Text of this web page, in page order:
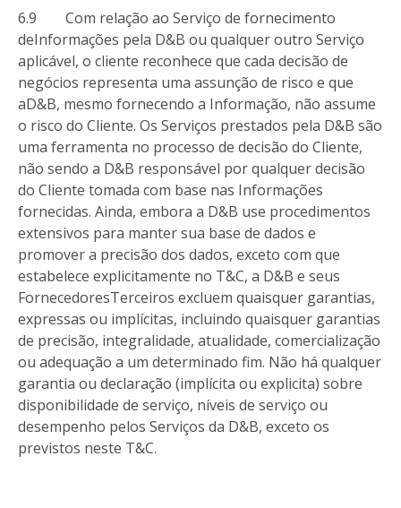
6.9 Com relação ao Serviço de fornecimento
deInformações pela D&B ou qualquer outro Serviço
aplicável, o cliente reconhece que cada decisão de
negócios representa uma assunção de risco e que
aD&B, mesmo fornecendo a Informação, não assume
o risco do Cliente. Os Serviços prestados pela D&B são
uma ferramenta no processo de decisão do Cliente,
não sendo a D&B responsável por qualquer decisão
do Cliente tomada com base nas Informações
fornecidas. Ainda, embora a D&B use procedimentos
extensivos para manter sua base de dados e
promover a precisão dos dados, exceto com que
estabelece explicitamente no T&C, a D&B e seus
FornecedoresTerceiros excluem quaisquer garantias,
expressas ou implícitas, incluindo quaisquer garantias
de precisão, integralidade, atualidade, comercialização
ou adequação a um determinado fim. Não há qualquer
garantia ou declaração (implícita ou explicita) sobre
disponibilidade de serviço, níveis de serviço ou
desempenho pelos Serviços da D&B, exceto os
previstos neste T&C.